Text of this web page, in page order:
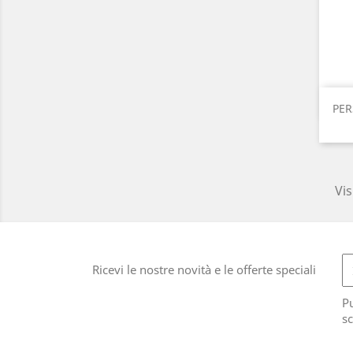
Ricevi le nostre novità e le offerte speciali